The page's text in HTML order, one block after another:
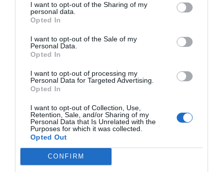
I want to opt-out of the Sharing of my
personal data.
Opted In
I want to opt-out of the Sale of my
Personal Data.
Opted In
I want to opt-out of processing my
Personal Data for Targeted Advertising.
Opted In
I want to opt-out of Collection, Use,
Retention, Sale, and/or Sharing of my
Personal Data that Is Unrelated with the
Purposes for which it was collected.
Opted Out
CONFIRM